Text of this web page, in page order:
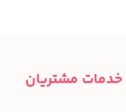
خدمات مشتریان